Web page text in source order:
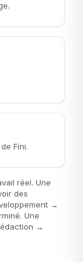
Fini.
réel. Une
des
→
Une
→